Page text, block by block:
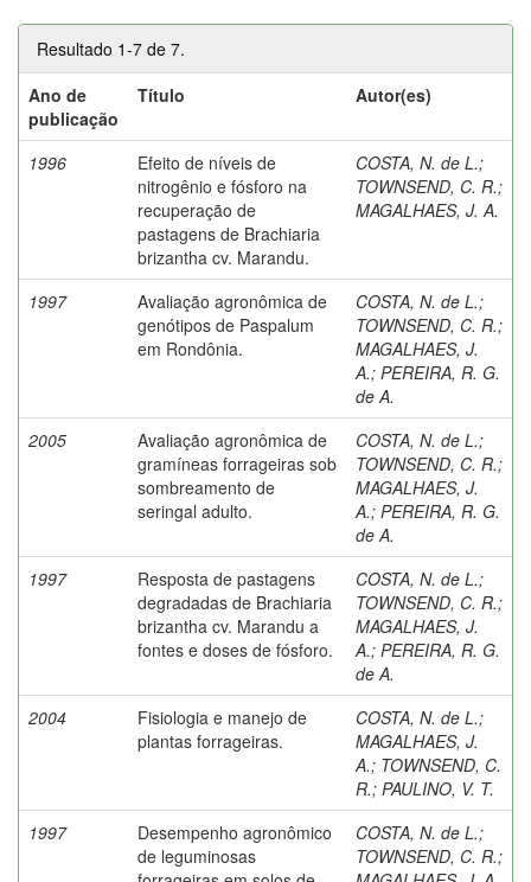
Resultado 1-7 de 7.
Ano de
publicação
Título Autor(es)
1996
Efeito de níveis de
nitrogênio e fósforo na
recuperação de
pastagens de Brachiaria
brizantha cv. Marandu.
COSTA, N. de L.;
TOWNSEND, C. R.;
MAGALHAES, J. A.
1997
Avaliação agronômica de
genótipos de Paspalum
em Rondônia.
COSTA, N. de L.;
TOWNSEND, C. R.;
MAGALHAES, J.
A.; PEREIRA, R. G.
de A.
2005
Avaliação agronômica de
gramíneas forrageiras sob
sombreamento de
seringal adulto.
COSTA, N. de L.;
TOWNSEND, C. R.;
MAGALHAES, J.
A.; PEREIRA, R. G.
de A.
1997
Resposta de pastagens
degradadas de Brachiaria
brizantha cv. Marandu a
fontes e doses de fósforo.
COSTA, N. de L.;
TOWNSEND, C. R.;
MAGALHAES, J.
A.; PEREIRA, R. G.
de A.
2004
Fisiologia e manejo de
plantas forrageiras.
COSTA, N. de L.;
MAGALHAES, J.
A.; TOWNSEND, C.
R.; PAULINO, V. T.
1997
Desempenho agronômico
de leguminosas
COSTA, N. de L.;
TOWNSEND, C. R.;